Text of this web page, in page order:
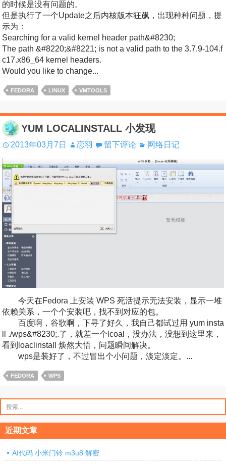
的时候是没有问题的。
但是执行了一个Update之后内核版本狂飙，出现种种问题，提
示为：
Searching for a valid kernel header path&#8230;
The path &#8220;&#8221; is not a valid path to the 3.7.9-104.f
c17.x86_64 kernel headers.
Would you like to change...
FEDORA LINUX VMTOOLS
YUM LOCALINSTALL 小发现
2013年03月7日 恋羽 留下评论 网络日记
今天在Fedora 上安装 WPS 死活提示无法安装，显示一堆
依赖关系，一个个安装吧，找不到对应的包。
百度啊，谷歌啊，下寻了好久，我自己都试过用 yum insta
ll ./wps&#8230;.了，就差一个lcoal，没办法，没想到这里来，
看到loaclinstall 焕然大悟，问题瞬间解决。
wps是装好了，不过冒出个小问题，淡定淡定。...
FEDORA WPS
索：
近期文章
AI代码 小米门铃 m3u8 解密